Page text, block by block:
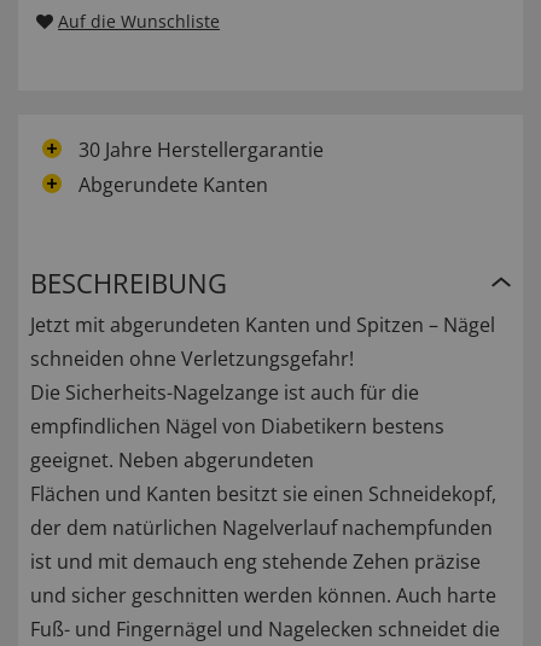
Auf die Wunschliste
30 Jahre Herstellergarantie
Abgerundete Kanten
BESCHREIBUNG
Jetzt mit abgerundeten Kanten und Spitzen – Nägel
schneiden ohne Verletzungsgefahr!
Die Sicherheits-Nagelzange ist auch für die
empfindlichen Nägel von Diabetikern bestens
geeignet. Neben abgerundeten
Flächen und Kanten besitzt sie einen Schneidekopf,
der dem natürlichen Nagelverlauf nachempfunden
ist und mit demauch eng stehende Zehen präzise
und sicher geschnitten werden können. Auch harte
Fuß- und Fingernägel und Nagelecken schneidet die